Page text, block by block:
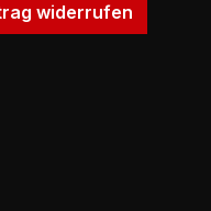
widerrufen